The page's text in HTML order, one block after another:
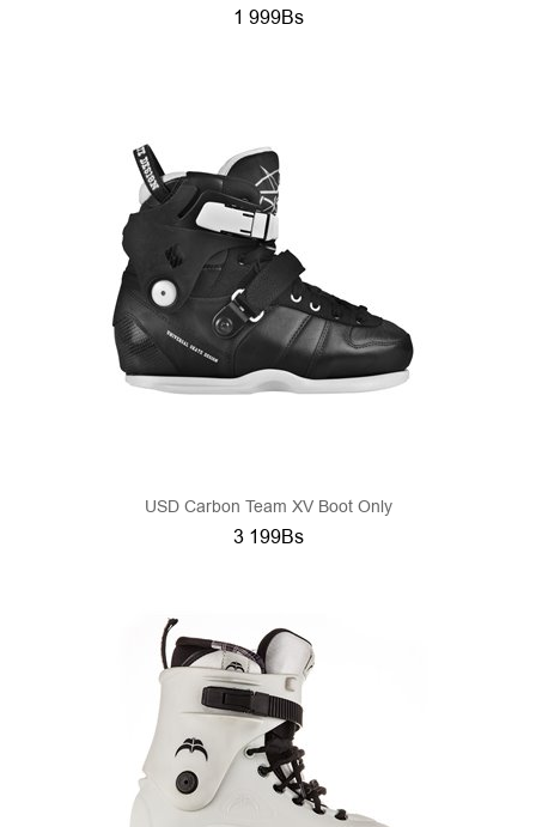
1 999Bs
USD Carbon Team XV Boot Only
3 199Bs